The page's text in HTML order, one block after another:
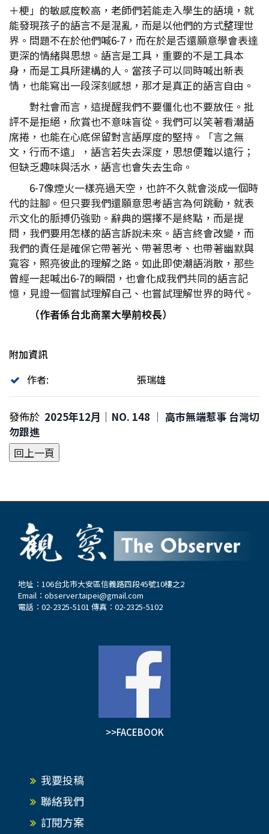
＋梗」的敏感度較高，老師們若能走入學生的語境，就
能發現孩子的語言不是混亂，而是以他們的方式整理世
界。問題不在於他們喊6-7，而在於是否還願意學會表達
更深的情緒與思想。語言是工具，重要的不是工具本
身，而是工具所建構的人。當孩子可以同時喊出新表
情，也能寫出一段深刻感想，那才是真正的語言自由。
對社會而言，這提醒我們不要僵化也不要放任。批
評不是拒絕，欣賞也不意味盲從。我們可以笑著看潮語
席捲，也能在心底保留對言語厚度的堅持。「言之無
文，行而不遠」，語言若失去深度，思想便難以遠行；
但缺乏趣味與活水，語言也會失去生命。
6-7像煙火一樣亮過天空，也許不久就會淡成一個時
代的註腳。但只要我們還願意思考語言為何跳動，就表
示文化的脈搏仍強勁。辭典的選擇不是終點，而是提
問，我們要用怎樣的語言訴說未來。語言終會改變，而
我們的責任是確保它帶著光、帶著思考、也帶著幽默與
寬容，照亮彼此的理解之路。如此即使潮語消散，那些
曾經一起喊出6-7的瞬間，也會化成我們共同的語言記
憶，見證一個嘗試理解自己、也嘗試理解世界的時代。
（作者係台北商業大學前校長）
附加資訊
作者:
張瑞雄
發佈於 2025年12月｜NO. 148 │ 高市無端惹事 台灣切
勿跟進
地址：106台北市大安區信義路四段45號10樓之2
Email： observer.taipei@gmail.com
電話：02-2325-5101 傳真：02-2325-5102
>>FACEBOOK
我要投稿
聯絡我們
訂閱方案